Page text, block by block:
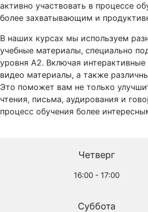
активно участвовать в процессе
более захватывающим и
В наших курсах мы используем
учебные материалы, специально
уровня A2. Включая
видео материалы, а также
Это поможет вам не только
чтения, письма, аудирования и
процесс обучения более
Четверг
16:00 - 17:00
Суббота